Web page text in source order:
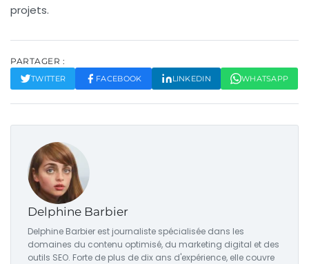
projets.
PARTAGER :
TWITTER FACEBOOK LINKEDIN WHATSAPP
Delphine Barbier
Delphine Barbier est journaliste spécialisée dans les
domaines du contenu optimisé, du marketing digital et des
outils SEO. Forte de plus de dix ans d'expérience, elle couvre